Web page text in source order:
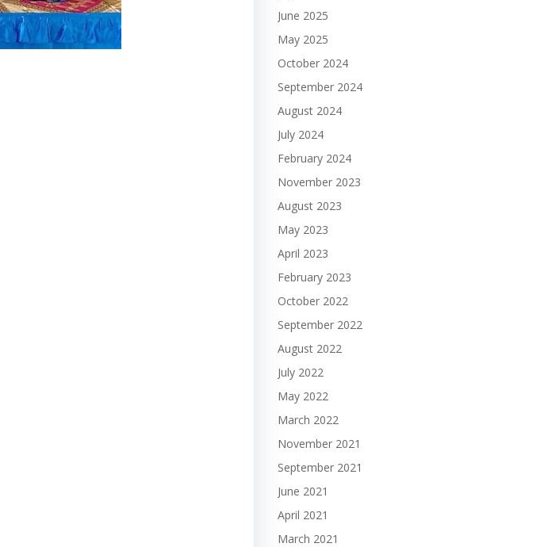
June 2025
May 2025
October 2024
September 2024
August 2024
July 2024
February 2024
November 2023
August 2023
May 2023
April 2023
February 2023
October 2022
September 2022
August 2022
July 2022
May 2022
March 2022
November 2021
September 2021
June 2021
April 2021
March 2021